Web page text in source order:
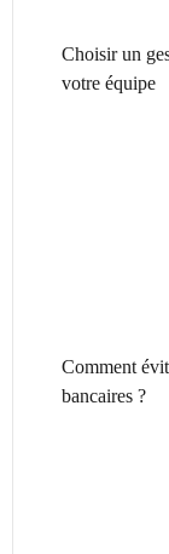
Choisir un
votre équipe
Comment
bancaires ?